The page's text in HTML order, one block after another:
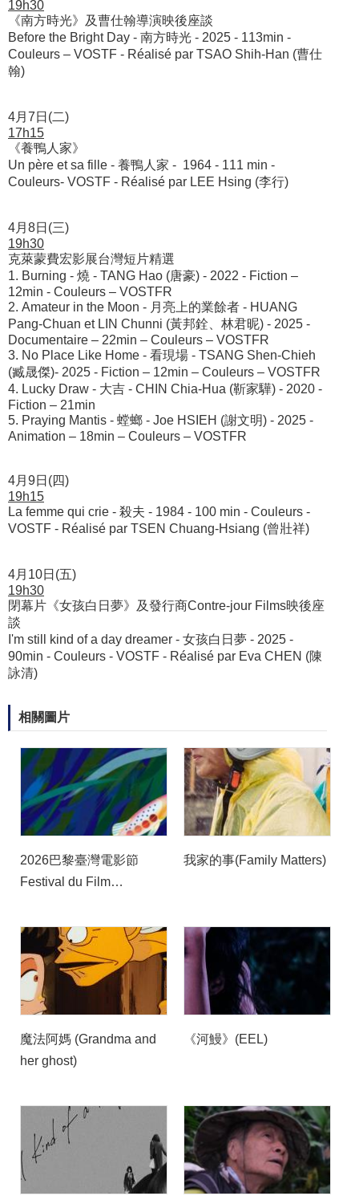
19h30
《南方時光》及曹仕翰導演映後座談
Before the Bright Day - 南方時光 - 2025 - 113min -
Couleurs – VOSTF - Réalisé par TSAO Shih-Han (曹仕
翰)
4月7日(二)
17h15
《養鴨人家》
Un père et sa fille - 養鴨人家 - 1964 - 111 min -
Couleurs- VOSTF - Réalisé par LEE Hsing (李行)
4月8日(三)
19h30
克萊蒙費宏影展台灣短片精選
1. Burning - 燒 - TANG Hao (唐豪) - 2022 - Fiction –
12min - Couleurs – VOSTFR
2. Amateur in the Moon - 月亮上的業餘者 - HUANG
Pang-Chuan et LIN Chunni (黃邦銓、林君昵) - 2025 -
Documentaire – 22min – Couleurs – VOSTFR
3. No Place Like Home - 看現場 - TSANG Shen-Chieh
(臧晟傑)- 2025 - Fiction – 12min – Couleurs – VOSTFR
4. Lucky Draw - 大吉 - CHIN Chia-Hua (靳家驊) - 2020 -
Fiction – 21min
5. Praying Mantis - 螳螂 - Joe HSIEH (謝文明) - 2025 -
Animation – 18min – Couleurs – VOSTFR
4月9日(四)
19h15
La femme qui crie - 殺夫 - 1984 - 100 min - Couleurs -
VOSTF - Réalisé par TSEN Chuang-Hsiang (曾壯祥)
4月10日(五)
19h30
閉幕片《女孩白日夢》及發行商Contre-jour Films映後座
談
I'm still kind of a day dreamer - 女孩白日夢 - 2025 -
90min - Couleurs - VOSTF - Réalisé par Eva CHEN (陳
詠清)
相關圖片
2026巴黎臺灣電影節
Festival du Film
我家的事(Family Matters)
魔法阿媽 (Grandma and
her ghost)
《河鰻》(EEL)